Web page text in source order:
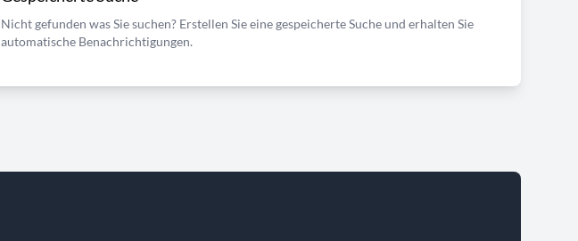
Nicht gefunden was Sie suchen? Erstellen Sie eine gespeicherte Suche und erhalten Sie
automatische Benachrichtigungen.